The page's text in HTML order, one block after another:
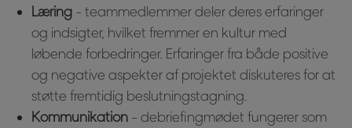
Læring - teammedlemmer deler deres erfaringer
og indsigter, hvilket fremmer en kultur med
løbende forbedringer. Erfaringer fra både positive
og negative aspekter af projektet diskuteres for at
støtte fremtidig beslutningstagning.
Kommunikation - debriefingmødet fungerer som